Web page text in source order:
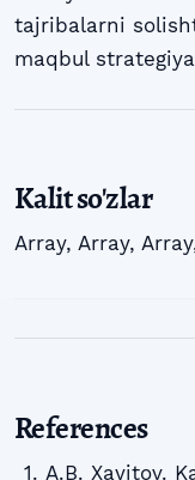
tajribalarni
maqbul
Kalit so'zlar
Array, Array, Array
References
A.B. Xayitov.